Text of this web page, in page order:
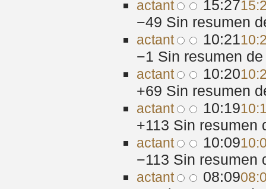
actant 15:27
−49 Sin resumen
actant 10:21
−1 Sin resumen
actant 10:20
+69 Sin resumen
actant 10:19
+113 Sin resumen
actant 10:09
−113 Sin resumen
actant 08:09